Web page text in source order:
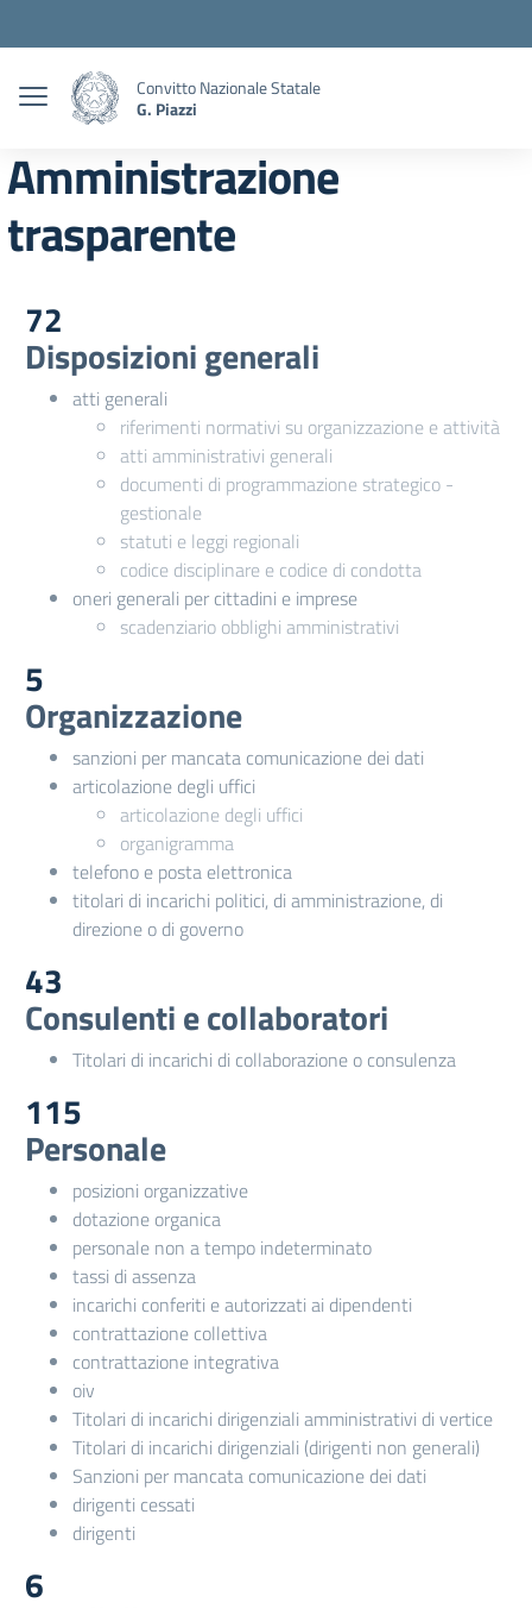
Convitto Nazionale Statale
G. Piazzi
Amministrazione
trasparente
72
Disposizioni generali
atti generali
riferimenti normativi su organizzazione e attività
atti amministrativi generali
documenti di programmazione strategico -
gestionale
statuti e leggi regionali
codice disciplinare e codice di condotta
oneri generali per cittadini e imprese
scadenziario obblighi amministrativi
5
Organizzazione
sanzioni per mancata comunicazione dei dati
articolazione degli uffici
articolazione degli uffici
organigramma
telefono e posta elettronica
titolari di incarichi politici, di amministrazione, di
direzione o di governo
43
Consulenti e collaboratori
Titolari di incarichi di collaborazione o consulenza
115
Personale
posizioni organizzative
dotazione organica
personale non a tempo indeterminato
tassi di assenza
incarichi conferiti e autorizzati ai dipendenti
contrattazione collettiva
contrattazione integrativa
oiv
Titolari di incarichi dirigenziali amministrativi di vertice
Titolari di incarichi dirigenziali (dirigenti non generali)
Sanzioni per mancata comunicazione dei dati
dirigenti cessati
dirigenti
6